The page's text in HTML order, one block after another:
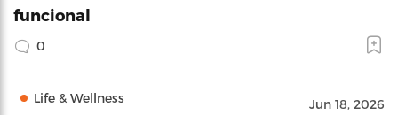
funcional
0
Life & Wellness Jun 18, 2026